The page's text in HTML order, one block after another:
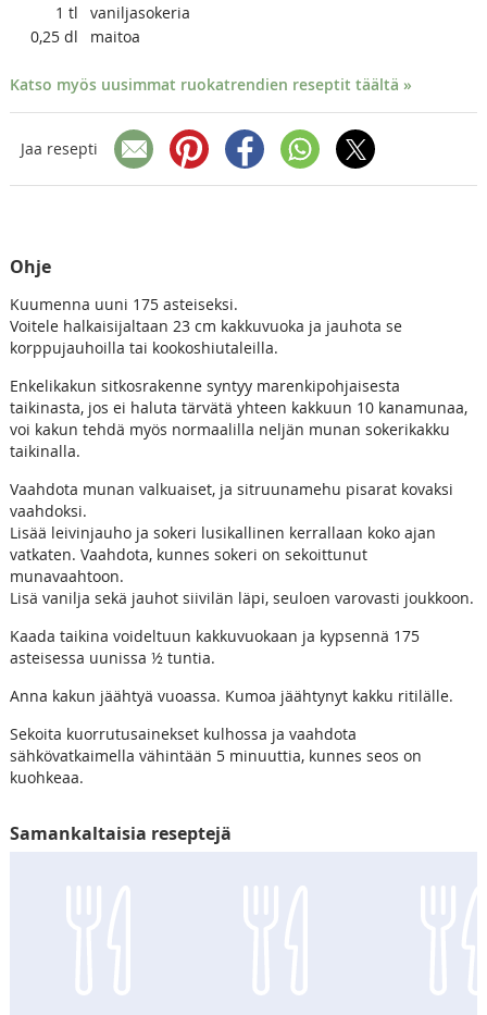
1 tl
vaniljasokeria
0,25 dl maitoa
Katso myös uusimmat ruokatrendien reseptit täältä »
Jaa resepti
Ohje
Kuumenna uuni 175 asteiseksi.
Voitele halkaisijaltaan 23 cm kakkuvuoka ja jauhota se
korppujauhoilla tai kookoshiutaleilla.
Enkelikakun sitkosrakenne syntyy marenkipohjaisesta
taikinasta, jos ei haluta tärvätä yhteen kakkuun 10 kanamunaa,
voi kakun tehdä myös normaalilla neljän munan sokerikakku
taikinalla.
Vaahdota munan valkuaiset, ja sitruunamehu pisarat kovaksi
vaahdoksi.
Lisää leivinjauho ja sokeri lusikallinen kerrallaan koko ajan
vatkaten. Vaahdota, kunnes sokeri on sekoittunut
munavaahtoon.
Lisä vanilja sekä jauhot siivilän läpi, seuloen varovasti joukkoon.
Kaada taikina voideltuun kakkuvuokaan ja kypsennä 175
asteisessa uunissa ½ tuntia.
Anna kakun jäähtyä vuoassa. Kumoa jäähtynyt kakku ritilälle.
Sekoita kuorrutusainekset kulhossa ja vaahdota
sähkövatkaimella vähintään 5 minuuttia, kunnes seos on
kuohkeaa.
Samankaltaisia reseptejä